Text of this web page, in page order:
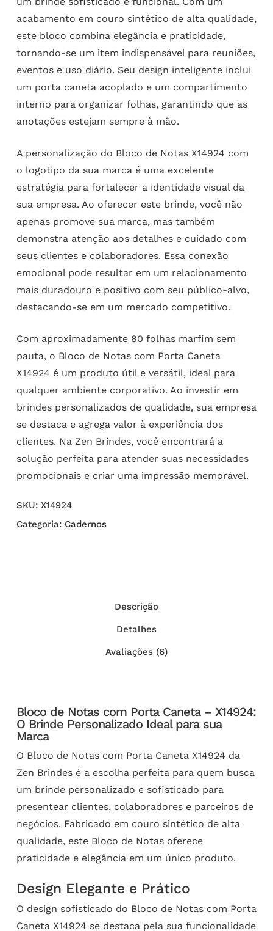
acabamento em couro sintético de alta qualidade,
este bloco combina elegância e praticidade,
tornando-se um item indispensável para reuniões,
eventos e uso diário. Seu design inteligente inclui
um porta caneta acoplado e um compartimento
interno para organizar folhas, garantindo que as
anotações estejam sempre à mão.
A personalização do Bloco de Notas X14924 com
o logotipo da sua marca é uma excelente
estratégia para fortalecer a identidade visual da
sua empresa. Ao oferecer este brinde, você não
apenas promove sua marca, mas também
demonstra atenção aos detalhes e cuidado com
seus clientes e colaboradores. Essa conexão
emocional pode resultar em um relacionamento
mais duradouro e positivo com seu público-alvo,
destacando-se em um mercado competitivo.
Com aproximadamente 80 folhas marfim sem
pauta, o Bloco de Notas com Porta Caneta
X14924 é um produto útil e versátil, ideal para
qualquer ambiente corporativo. Ao investir em
brindes personalizados de qualidade, sua empresa
se destaca e agrega valor à experiência dos
clientes. Na Zen Brindes, você encontrará a
solução perfeita para atender suas necessidades
promocionais e criar uma impressão memorável.
SKU: X14924
Categoria: Cadernos
Descrição
Detalhes
Avaliações (6)
Bloco de Notas com Porta Caneta – X14924:
O Brinde Personalizado Ideal para sua
Marca
O Bloco de Notas com Porta Caneta X14924 da
Zen Brindes é a escolha perfeita para quem busca
um brinde personalizado e sofisticado para
presentear clientes, colaboradores e parceiros de
negócios. Fabricado em couro sintético de alta
qualidade, este Bloco de Notasoferece
praticidade e elegância em um único produto.
Design Elegante e Prático
O design sofisticado do Bloco de Notas com Porta
Caneta X14924 se destaca pela sua funcionalidade